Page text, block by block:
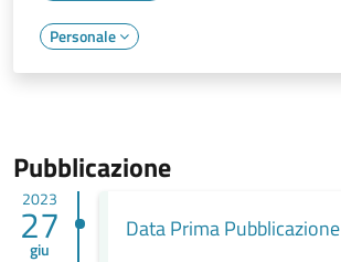
Personale
Pubblicazione
2023
27
giu
Data Prima Pubblicazione